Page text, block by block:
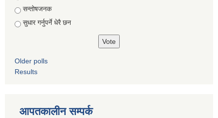
सन्तोषजनक
सुधार गर्नुपर्ने धेरै छन
Older polls
Results
आपतकालीन सम्पर्क